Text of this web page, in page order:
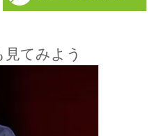
見てみよう